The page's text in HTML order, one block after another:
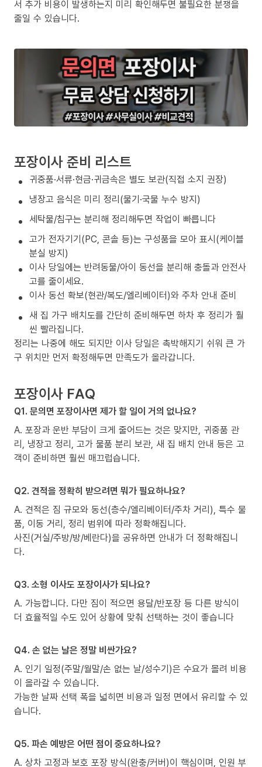
서 추가 비용이 발생하는지 미리 확인해두면 불필요한 분쟁을
줄일 수 있습니다.
포장이사 준비 리스트
귀중품·서류·현금·귀금속은 별도 보관(직접 소지 권장)
냉장고 음식은 미리 정리(물기·국물 누수 방지)
세탁물/침구는 분리해 정리해두면 작업이 빠릅니다
고가 전자기기(PC, 콘솔 등)는 구성품을 모아 표시(케이블
분실 방지)
이사 당일에는 반려동물/아이 동선을 분리해 충돌과 안전사
고를 줄이세요.
이사 동선 확보(현관/복도/엘리베이터)와 주차 안내 준비
새 집 가구 배치도를 간단히 준비해두면 하차 후 정리가 훨
씬 빨라집니다.
정리는 나중에 해도 되지만 이사 당일은 촉박해지기 쉬워 큰 가
구 위치만 먼저 확정해두면 만족도가 올라갑니다.
포장이사 FAQ
Q1. 문의면 포장이사면 제가 할 일이 거의 없나요?
A. 포장과 운반 부담이 크게 줄어드는 것은 맞지만, 귀중품 관
리, 냉장고 정리, 고가 물품 분리 보관, 새 집 배치 안내 등은 고
객이 준비하면 훨씬 매끄럽습니다.
Q2. 견적을 정확히 받으려면 뭐가 필요하나요?
A. 견적은 짐 규모와 동선(층수/엘리베이터/주차 거리), 특수 물
품, 이동 거리, 정리 범위에 따라 정확해집니다.
사진(거실/주방/방/베란다)을 공유하면 안내가 더 정확해집니
다.
Q3. 소형 이사도 포장이사가 되나요?
A. 가능합니다. 다만 짐이 적으면 용달/반포장 등 다른 방식이
더 효율적일 수도 있어 상황에 맞춰 선택하는 것이 좋습니다
Q4. 손 없는 날은 정말 비싼가요?
A. 인기 일정(주말/월말/손 없는 날/성수기)은 수요가 몰려 비용
이 올라갈 수 있습니다.
가능한 날짜 선택 폭을 넓히면 비용과 일정 면에서 유리할 수 있
습니다.
Q5. 파손 예방은 어떤 점이 중요하나요?
A. 상차 고정과 보호 포장 방식(완충/커버)이 핵심이며, 인원 부